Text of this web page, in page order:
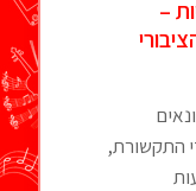
–
התקשורת,